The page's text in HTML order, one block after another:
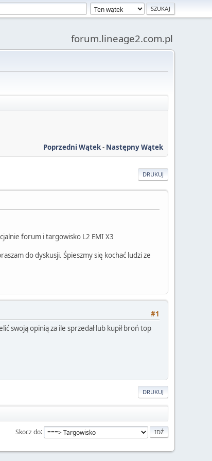
forum.lineage2.com.pl
Poprzedni Wątek- Następny Wątek
DRUKUJ
forum i targowisko L2 EMI X3
do dyskusji. Śpieszmy się kochać ludzi ze
#1
swoją opinią za ile sprzedał lub kupił broń top
DRUKUJ
Skocz do